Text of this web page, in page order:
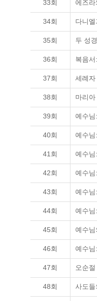
33회 에즈
34회 다니
35회 두 성
36회 복음
37회 세례
38회 마리
39회 예수
40회 예수
41회 예수
42회 예수
43회 예수
44회 예수
45회 예수
46회 예수
47회 오순
48회 사도